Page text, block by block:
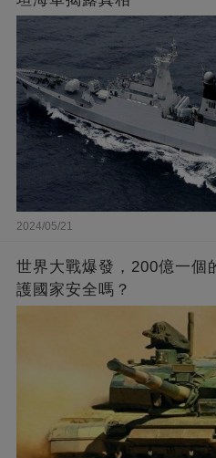
2024/05/21
世界大戰爆發，200億一個
護國家安全嗎？